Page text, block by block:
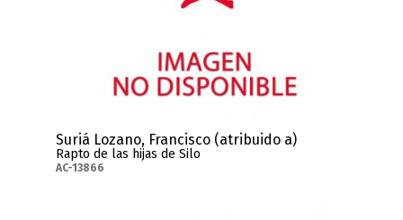
Suriá Lozano, Francisco (atribuido a)
Rapto de las hijas de Silo
AC-13866